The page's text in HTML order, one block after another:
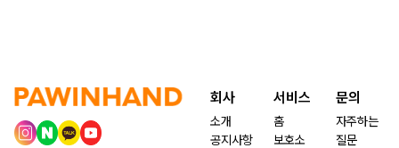
회사
소개
공지사항
서비스
홈
보호소
문의
자주하는
질문